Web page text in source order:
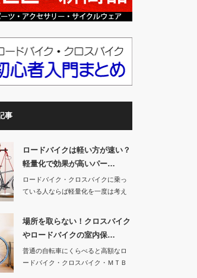
事
ロードバイクは軽い方が速い？
軽量化で効果が高いパー…
ロードバイク・クロスバイクに乗っ
ている人ならば軽量化を一度は考え
場所を取らない！クロスバイク
やロードバイクの室内保…
普通の自転車にくらべると高額なロ
ードバイク・クロスバイク・ＭＴＢ